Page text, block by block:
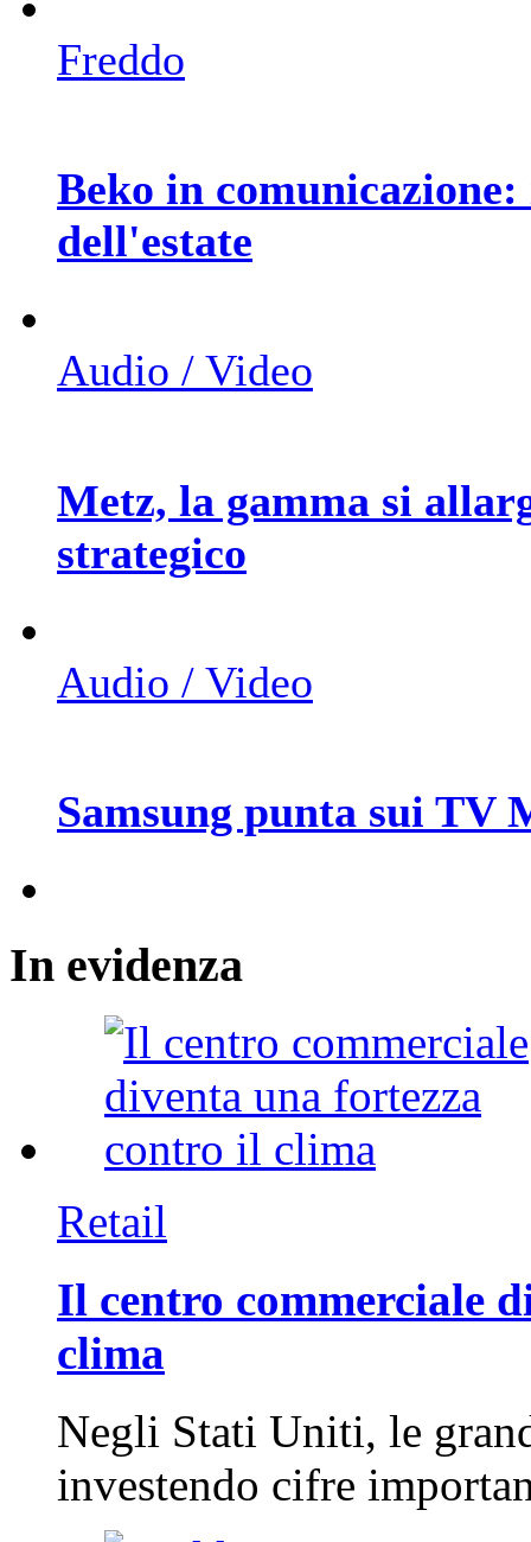
Freddo
Beko in
dell'estate
Audio / Video
Metz, la gamma si
strategico
Audio / Video
Samsung punta sui TV
In evidenza
Retail
Il centro commerciale
clima
Negli Stati Uniti, le
investendo cifre